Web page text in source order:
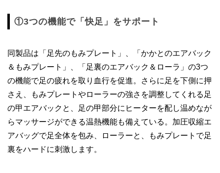
①3つの機能で「快足」をサポート
同製品は「足先のもみプレート」、「かかとのエアバック
＆もみプレート」、「足裏のエアバック＆ローラ」の3つ
の機能で足の疲れを取り血行を促進。さらに足を下側に押
さえ、もみプレートやローラーの強さを調整してくれる足
の甲エアバックと、足の甲部分にヒーターを配し温めなが
らマッサージができる温熱機能も備えている。加圧収縮エ
アバッグで足全体を包み、ローラーと、もみプレートで足
裏をハードに刺激します。